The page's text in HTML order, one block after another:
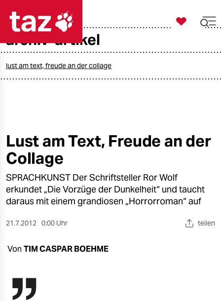
taz zahl ich
öko
gesellschaft
kultur
sport
berlin
nord
verlag

taz zahl ich
archiv-artikel
lust am text, freude an der collage
Lust am Text, Freude an der
Collage
SPRACHKUNST Der Schriftsteller Ror Wolf
erkundet „Die Vorzüge der Dunkelheit“ und taucht
daraus mit einem grandiosen „Horrorroman“ auf
21.7.2012 0:00 Uhr teilen
Von TIM CASPAR BOEHME
